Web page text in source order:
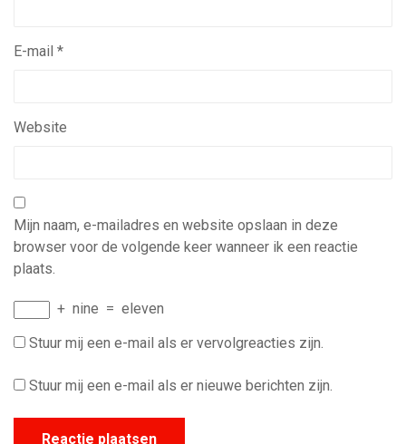
E-mail *
Website
Mijn naam, e-mailadres en website opslaan in deze
browser voor de volgende keer wanneer ik een reactie
plaats.
+ nine = eleven
Stuur mij een e-mail als er vervolgreacties zijn.
Stuur mij een e-mail als er nieuwe berichten zijn.